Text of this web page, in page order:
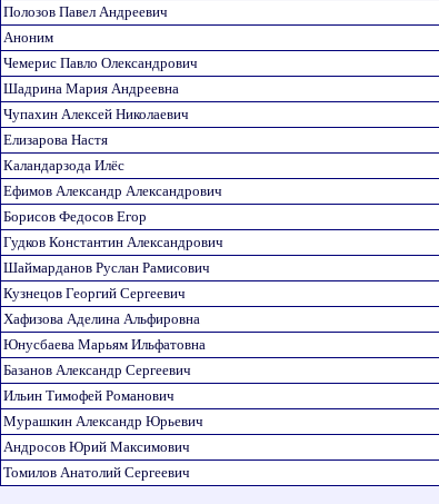
Полозов Павел Андреевич
Аноним
Чемерис Павло Олександрович
Шадрина Мария Андреевна
Чупахин Алексей Николаевич
Елизарова Настя
Каландарзода Илёс
Ефимов Александр Александрович
Борисов Федосов Егор
Гудков Константин Александрович
Шаймарданов Руслан Рамисович
Кузнецов Георгий Сергеевич
Хафизова Аделина Альфировна
Юнусбаева Марьям Ильфатовна
Базанов Александр Сергеевич
Ильин Тимофей Романович
Мурашкин Александр Юрьевич
Андросов Юрий Максимович
Томилов Анатолий Сергеевич